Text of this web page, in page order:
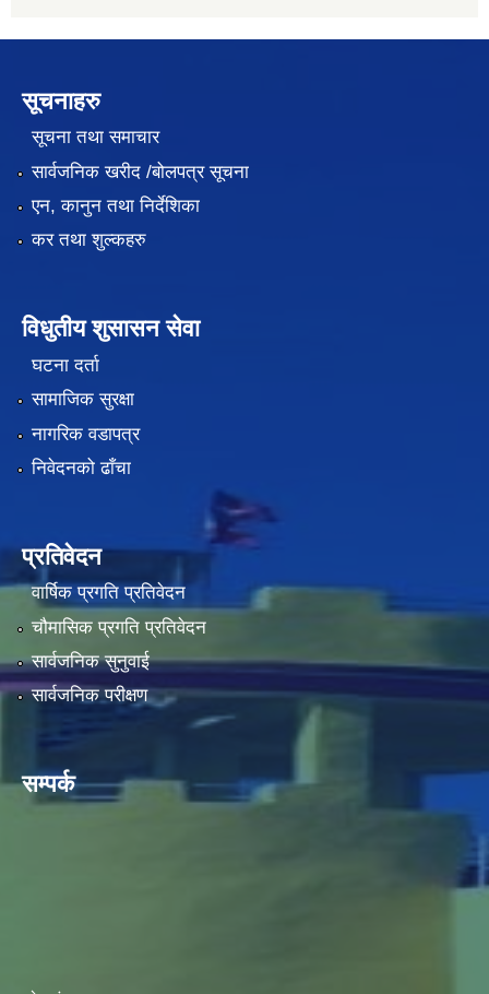
सूचनाहरु
सूचना तथा समाचार
सार्वजनिक खरीद /बोलपत्र सूचना
एन, कानुन तथा निर्देशिका
कर तथा शुल्कहरु
विधुतीय शुसासन सेवा
घटना दर्ता
सामाजिक सुरक्षा
नागरिक वडापत्र
निवेदनको ढाँचा
प्रतिवेदन
वार्षिक प्रगति प्रतिवेदन
चौमासिक प्रगति प्रतिवेदन
सार्वजनिक सुनुवाई
सार्वजनिक परीक्षण
सम्पर्क